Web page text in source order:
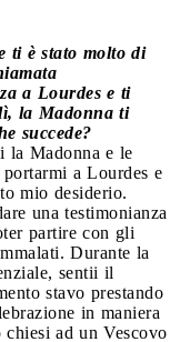
ti è stato molto di
a Lourdes e ti
la Madonna ti
succede?
la Madonna e le
a Lourdes e
mio desiderio.
una testimonianza
partire con gli
Durante la
sentii il
stavo prestando
in maniera
ad un Vescovo